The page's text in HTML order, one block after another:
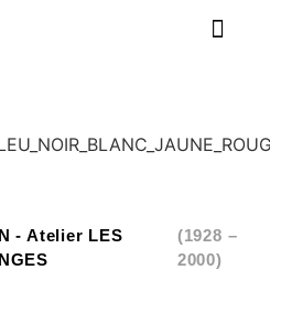
- Atelier LES
(1928 –
2000)